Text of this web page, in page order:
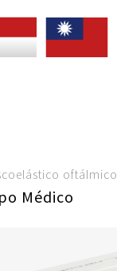
oftálmico
Médico